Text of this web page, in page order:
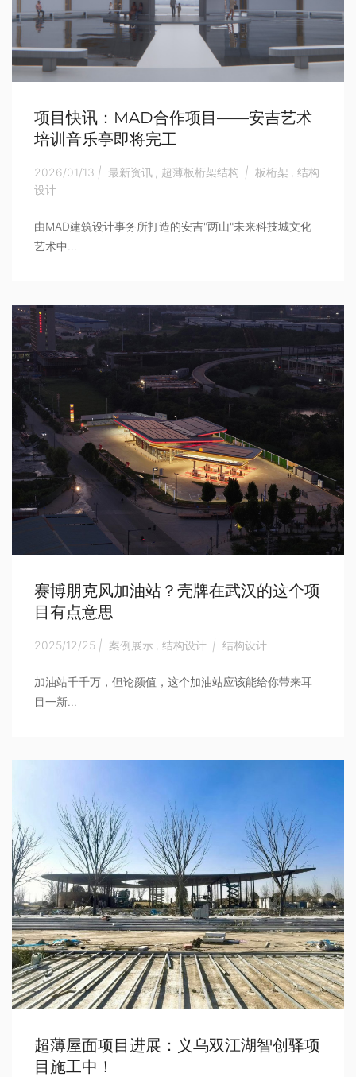
项目快讯：MAD合作项目——安吉艺术
培训音乐亭即将完工
2026/01/13 | 最新资讯 超薄板桁架结构 | 板桁架
结构
设计
由MAD建筑设计事务所打造的安吉"两山"未来科技城文化
艺术中...
赛博朋克风加油站？壳牌在武汉的这个项
目有点意思
2025/12/25 | 案例展示 结构设计 | 结构设计
加油站千千万，但论颜值，这个加油站应该能给你带来耳
目一新...
超薄屋面项目进展：义乌双江湖智创驿项
目施工中！